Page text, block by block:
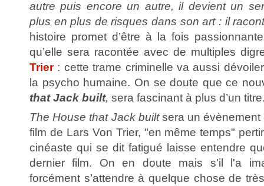
autre puis encore un autre, il devient un
plus en plus de risques dans son art : il
histoire promet d’être à la fois
qu’elle sera racontée avec de multiples
Trier: cette trame criminelle va aussi
la psycho humaine. On se doute que ce
that Jack built, sera fascinant à plus d’un
The House that Jack builtsera un évènement
film de Lars Von Trier, "en même temps"
cinéaste qui se dit fatigué laisse entendre
dernier film. On en doute mais s'il l'a
forcément s’attendre à quelque chose de